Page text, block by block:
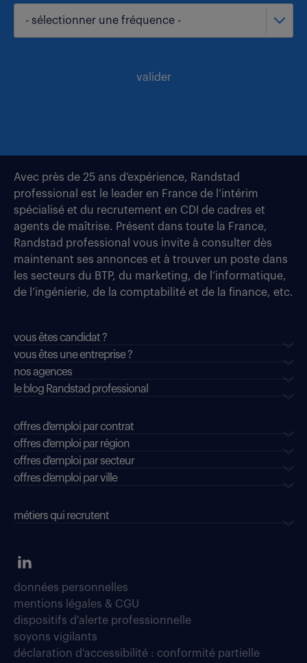
- sélectionner une fréquence -
valider
Avec près de 25 ans d’expérience, Randstad
professional est le leader en France de l’intérim
spécialisé et du recrutement en CDI de cadres et
agents de maîtrise. Présent dans toute la France,
Randstad professional vous invite à consulter dès
maintenant ses annonces et à trouver un poste dans
les secteurs du BTP, du marketing, de l’informatique,
de l’ingénierie, de la comptabilité et de la finance, etc.
vous êtes candidat ?
vous êtes une entreprise ?
nos agences
le blog Randstad professional
offres d'emploi par contrat
offres d'emploi par région
offres d'emploi par secteur
offres d’emploi par ville
métiers qui recrutent
données personnelles
mentions légales & CGU
dispositifs d'alerte professionnelle
soyons vigilants
déclaration d'accessibilité : conformité partielle